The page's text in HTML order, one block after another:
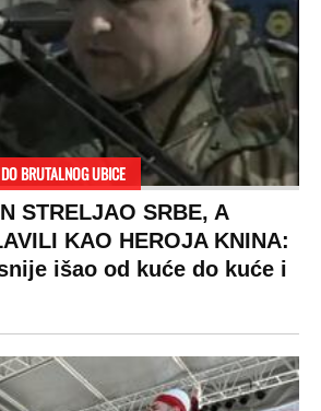
BRUTALNOG UBICE
STRELJAO SRBE, A
KAO HEROJA KNINA:
išao od kuće do kuće i